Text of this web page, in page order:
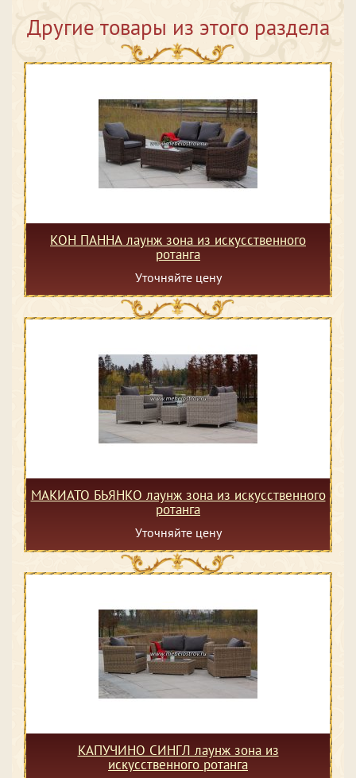
Другие товары из этого раздела
КОН ПАННА лаунж зона из искусственного
ротанга
Уточняйте цену
МАКИАТО БЬЯНКО лаунж зона из искусственного
ротанга
Уточняйте цену
КАПУЧИНО СИНГЛ лаунж зона из
искусственного ротанга